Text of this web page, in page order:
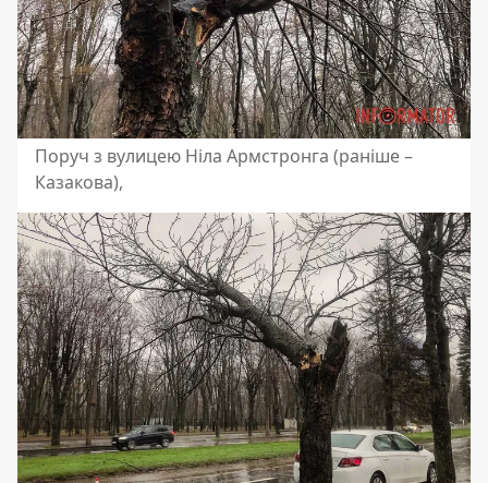
Поруч з вулицею Ніла Армстронга (раніше –
Казакова),